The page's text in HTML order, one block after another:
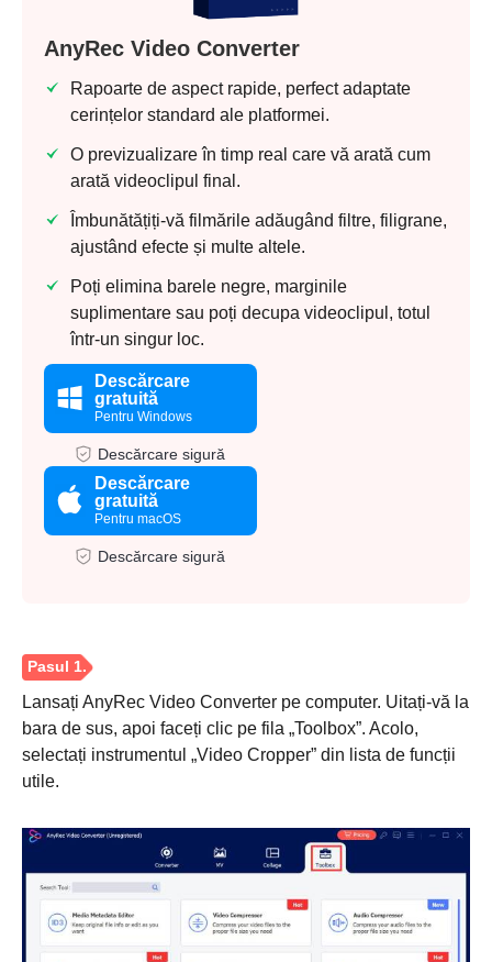
Pasul 4.
AnyRec Video Converter
Rapoarte de aspect rapide, perfect adaptate
cerințelor standard ale platformei.
O previzualizare în timp real care vă arată cum
arată videoclipul final.
Îmbunătățiți-vă filmările adăugând filtre, filigrane,
ajustând efecte și multe altele.
Poți elimina barele negre, marginile
suplimentare sau poți decupa videoclipul, totul
într-un singur loc.
Descărcare
gratuită
Pentru Windows
Descărcare sigură
Descărcare
gratuită
Pentru macOS
Descărcare sigură
Lansați AnyRec Video Converter pe computer. Uitați-vă la
bara de sus, apoi faceți clic pe fila „Toolbox”. Acolo,
selectați instrumentul „Video Cropper” din lista de funcții
utile.